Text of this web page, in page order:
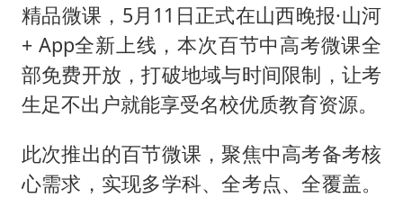
精品微课，5月11日正式在山西晚报·山河
+ App全新上线，本次百节中高考微课全
部免费开放，打破地域与时间限制，让考
生足不出户就能享受名校优质教育资源。
此次推出的百节微课，聚焦中高考备考核
心需求，实现多学科、全考点、全覆盖。